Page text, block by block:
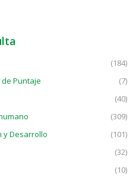
(184)
Puntaje
(7)
(40)
(309)
y Desarrollo
(101)
(32)
(10)